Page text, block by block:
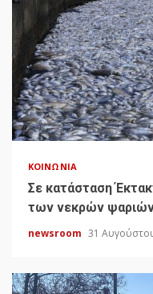
ΚΟΙΝΩΝΊΑ
Σε κατάσταση
των νεκρών
newsroom 31